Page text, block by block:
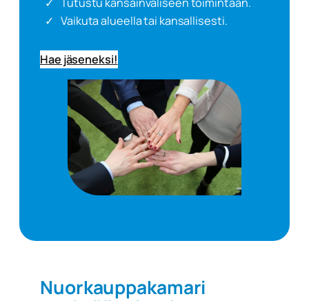
Vaikuta alueella tai kansallisesti.
Hae jäseneksi!
Nuorkauppakamari